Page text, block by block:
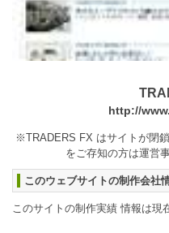
http://
※TRADERS FX はサイトが閉
をご存知の方は運営
このウェブサイトの制作会社
このサイトの制作実績 情報は現